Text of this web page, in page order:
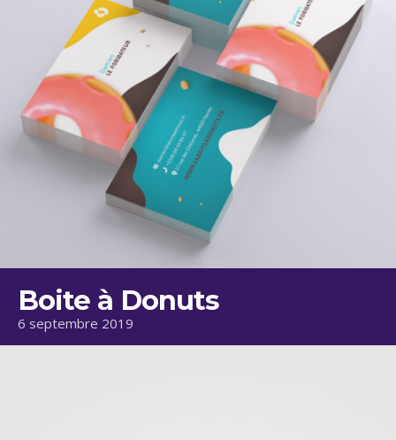
Boite à Donuts
6 septembre 2019